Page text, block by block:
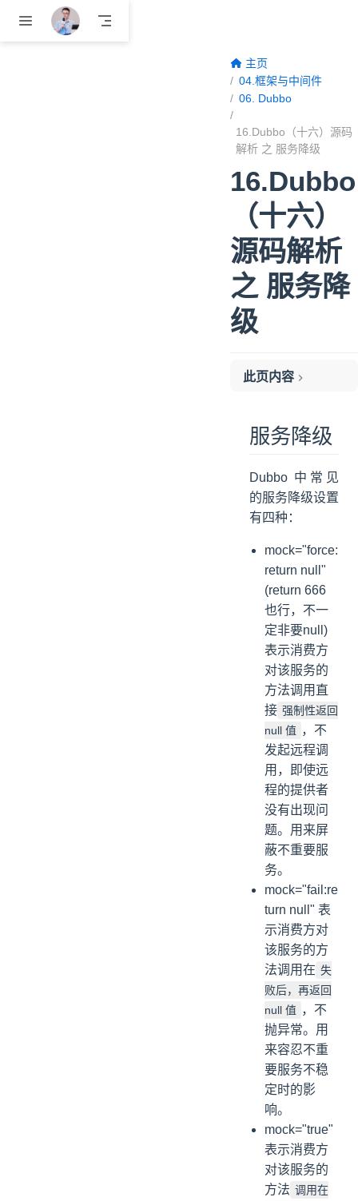
跳至主要內容
主页
04.框架与中间件
06. Dubbo
16.Dubbo（十六）源码
解析 之 服务降级
16.Dubbo
（十六）
源码解析
之 服务降
级
此页内容
1. 修改消费者端代码
(1) 定义 Mock 类
(3) 测试类
2. 服务降级的调用
(2) 找到服务降级代码
服务降级
Dubbo 中常见
的服务降级设置
有四种：
mock="force:
return null"
(return 666
也行，不一
定非要null)
表示消费方
对该服务的
方法调用直
接 强制性返回
null 值 ，不
发起远程调
用，即使远
程的提供者
没有出现问
题。用来屏
蔽不重要服
务。
mock="fail:re
turn null" 表
示消费方对
该服务的方
法调用在 失
败后，再返回
null 值 ，不
抛异常。用
来容忍不重
要服务不稳
定时的影
响。
mock="true"
表示消费方
对该服务的
方法 调用在